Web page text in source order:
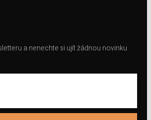
a nenechte si ujít žádnou novinku